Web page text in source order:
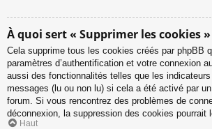
À quoi sert « Supprimer les cookies »
Cela supprime tous les cookies créés par phpBB
paramètres d’authentification et votre connexion
aussi des fonctionnalités telles que les
messages (lu ou non lu) si cela a été activé par
forum. Si vous rencontrez des problèmes de
déconnexion, la suppression des cookies pourrait
Haut